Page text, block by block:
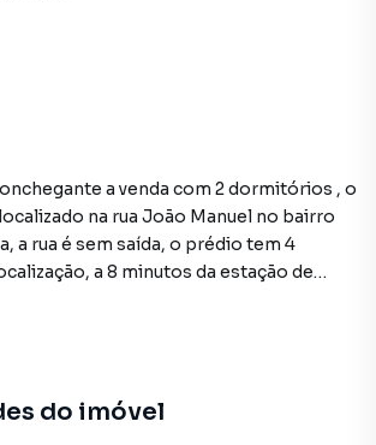
na rua João Manuel no bairro
a rua é sem saída, o prédio tem 4
a 8 minutos da estação de
do imóvel